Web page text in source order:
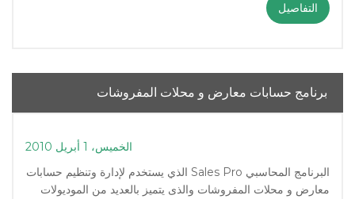
التفاصيل
برنامج حسابات معارض و محلات المفروشات
الخميس، 1 أبريل 2010
البرنامج المحاسبي Sales Pro الذي يستخدم لإدارة وتنظيم حسابات
معارض و محلات المفروشات والذى يتميز بالعديد من الموديولات